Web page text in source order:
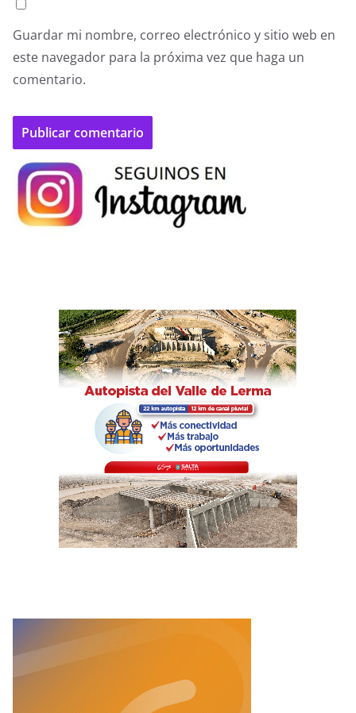
Guardar mi nombre, correo electrónico y sitio web en
este navegador para la próxima vez que haga un
comentario.